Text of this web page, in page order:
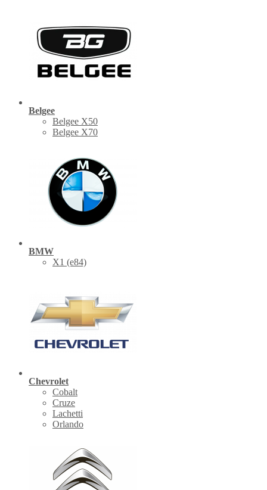
Belgee
Belgee X50
Belgee X70
BMW
X1 (е84)
Chevrolet
Cobalt
Cruze
Lachetti
Orlando